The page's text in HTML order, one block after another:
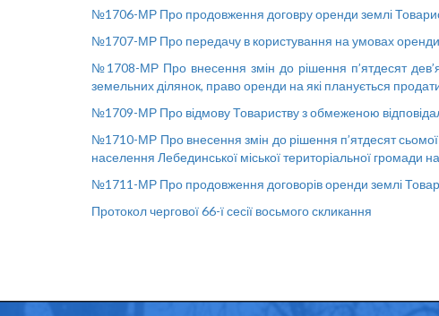
№1706-МР Про продовження договру оренди землі
№1707-МР Про передачу в користування на умовах
№1708-МР Про внесення змін до рішення п’ятдесят
земельних ділянок, право оренди на які планується
№1709-МР Про відмову Товариству з обмеженою
№1710-МР Про внесення змін до рішення п’ятдесят
населення Лебединської міської територіальної громади
№1711-МР Про продовження договорів оренди землі
Протокол чергової 66-ї сесії восьмого скликання